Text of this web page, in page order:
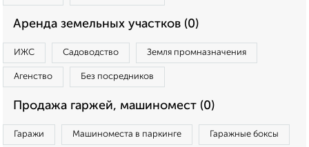
Аренда земельных участков (0)
ИЖС Садоводство Земля промназначения
Агенство Без посредников
Продажа гаржей, машиномест (0)
Гаражи Машиноместа в паркинге Гаражные боксы